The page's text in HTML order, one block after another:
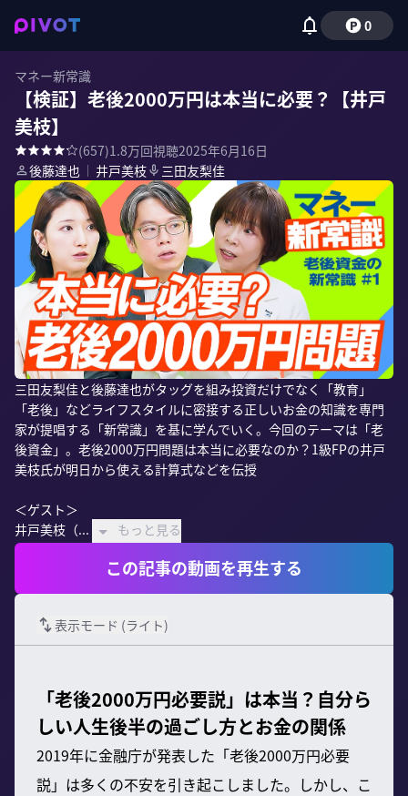
0
マネー新常識
【検証】老後2000万円は本当に必要？【井戸
美枝】
(657)1.8万回視聴2025年6月16日
後藤達也 ｜ 井戸美枝 三田友梨佳
三田友梨佳と後藤達也がタッグを組み投資だけでなく「教育」
「老後」などライフスタイルに密接する正しいお金の知識を専門
家が提唱する「新常識」を基に学んでいく。今回のテーマは「老
後資金」。老後2000万円問題は本当に必要なのか？1級FPの井戸
美枝氏が明日から使える計算式などを伝授
＜ゲスト＞
井戸美枝（...
もっと見る
この記事の動画を再生する
表示モード (ライト)
「老後2000万円必要説」は本当？自分ら
しい人生後半の過ごし方とお金の関係
2019年に金融庁が発表した「老後2000万円必要
説」は多くの不安を引き起こしました。しかし、こ